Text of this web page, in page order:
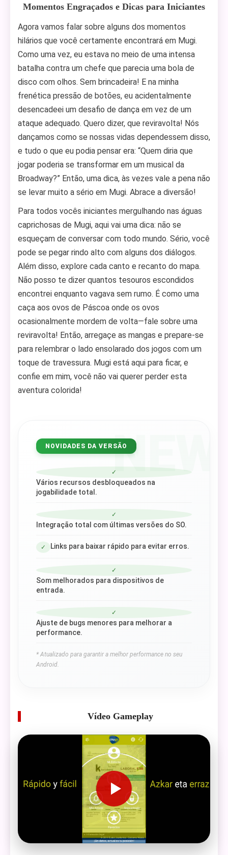
Momentos Engraçados e Dicas para Iniciantes
Agora vamos falar sobre alguns dos momentos
hilários que você certamente encontrará em Mugi.
Como uma vez, eu estava no meio de uma intensa
batalha contra um chefe que parecia uma bola de
disco com olhos. Sem brincadeira! E na minha
frenética pressão de botões, eu acidentalmente
desencadeei um desafio de dança em vez de um
ataque adequado. Quero dizer, que reviravolta! Nós
dançamos como se nossas vidas dependessem disso,
e tudo o que eu podia pensar era: “Quem diria que
jogar poderia se transformar em um musical da
Broadway?” Então, uma dica, às vezes vale a pena não
se levar muito a sério em Mugi. Abrace a diversão!
Para todos vocês iniciantes mergulhando nas águas
caprichosas de Mugi, aqui vai uma dica: não se
esqueçam de conversar com todo mundo. Sério, você
pode se pegar rindo alto com alguns dos diálogos.
Além disso, explore cada canto e recanto do mapa.
Não posso te dizer quantos tesouros escondidos
encontrei enquanto vagava sem rumo. É como uma
caça aos ovos de Páscoa onde os ovos
ocasionalmente mordem de volta—fale sobre uma
reviravolta! Então, arregaçe as mangas e prepare-se
para relembrar o lado ensolarado dos jogos com um
toque de travessura. Mugi está aqui para ficar, e
confie em mim, você não vai querer perder esta
aventura colorida!
NEW
NOVIDADES DA VERSÃO
✓
Vários recursos desbloqueados na
jogabilidade total.
✓
Integração total com últimas versões do SO.
✓ Links para baixar rápido para evitar erros.
✓
Som melhorados para dispositivos de
entrada.
✓
Ajuste de bugs menores para melhorar a
performance.
* Atualizado para garantir a melhor performance no seu
Android.
Vídeo Gameplay